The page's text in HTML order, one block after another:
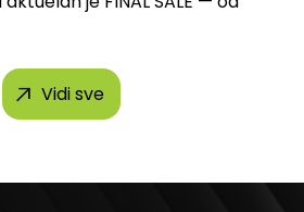
Vidi sve